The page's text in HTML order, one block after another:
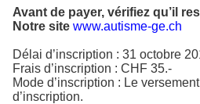
Avant de payer, vérifiez qu’il
Notre site www.autisme-ge.ch
Délai d’inscription : 31 octobre
Frais d’inscription : CHF 35.-
Mode d’inscription : Le
d’inscription.